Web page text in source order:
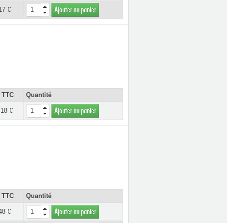
€ Ajouter au panier
Quantité
€ Ajouter au panier
Quantité
€ Ajouter au panier